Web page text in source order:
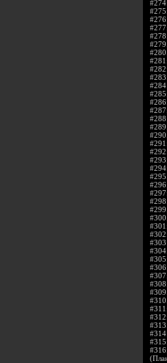
#274:
#275:
#276:
#277:
#278:
#279:
#280:
#281:
#282:
#283:
#284:
#285:
#286:
#287:
#288:
#289:
#290:
#291:
#292:
#293:
#294:
#295:
#296:
#297:
#298:
#299:
#300:
#301:
#302:
#303:
#304:
#305:
#306:
#307:
#308:
#309:
#310:
#311:
#312:
#313:
#314:
#315:
#316: